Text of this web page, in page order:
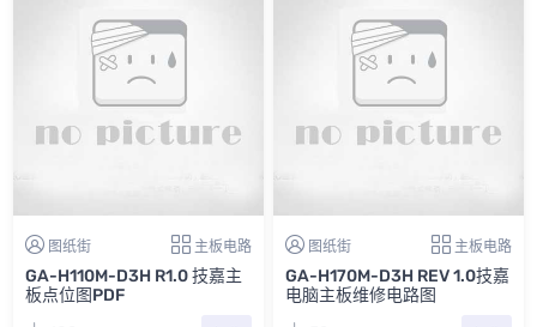
图纸街 主板电路
GA-H110M-D3H R1.0 技嘉主
板点位图PDF
图纸街 主板电路
GA-H170M-D3H REV 1.0技嘉
电脑主板维修电路图